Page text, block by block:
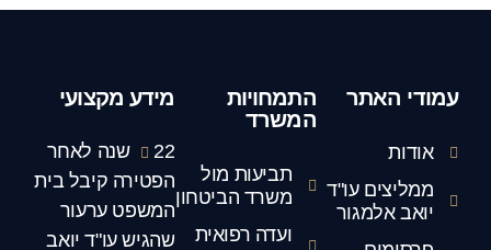
מידע מקצועי
22 שנה לאחר
הפטירה קיבל בית
המשפט ערעור
שהגיש עו"ד יואב
התמחויות
המשרד
תביעות מול
משרד הביטחון
ועדה רפואית
עמודי האתר
אודות
ממליצים עו"ד
יואב אלמגור